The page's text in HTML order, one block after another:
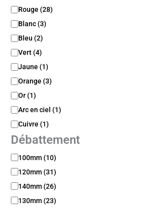
e
u
r
Rouge (28)
Blanc (3)
Bleu (2)
Vert (4)
Jaune (1)
Orange (3)
Or (1)
Arc en ciel (1)
Cuivre (1)
Débattement
D
b
a
t
t
100mm (10)
120mm (31)
140mm (26)
130mm (23)